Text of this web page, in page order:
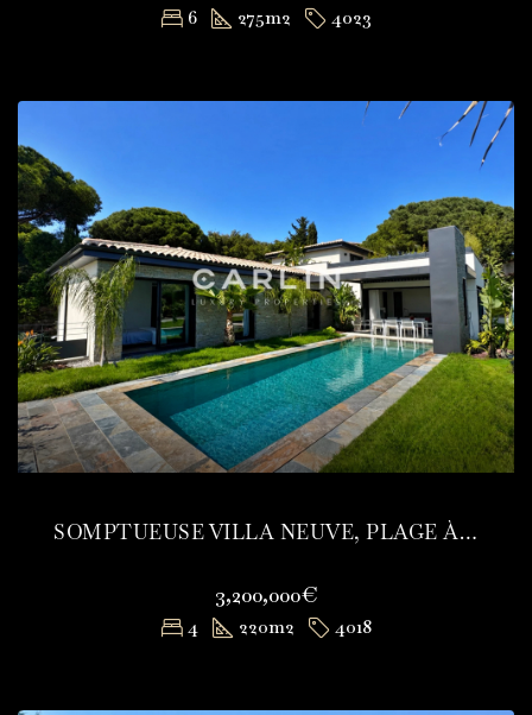
6 275m2 4023
SOMPTUEUSE VILLA NEUVE, PLAGE À PIEDS
3,200,000€
4 220m2 4018